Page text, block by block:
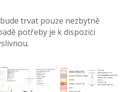
trvat pouze nezbytně
potřeby je k dispozici